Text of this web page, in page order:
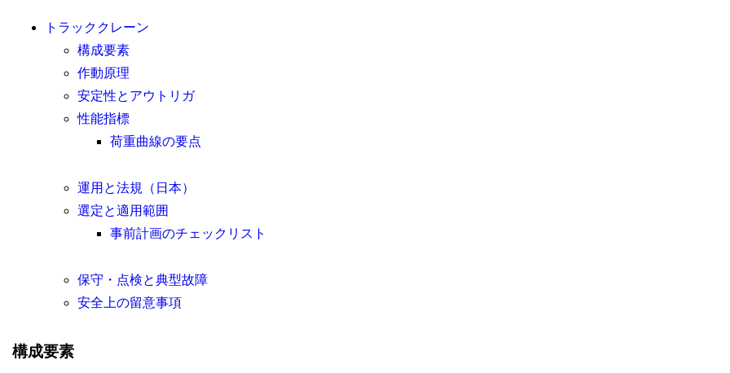
トラッククレーン
構成要素
作動原理
安定性とアウトリガ
性能指標
荷重曲線の要点
運用と法規（日本）
選定と適用範囲
事前計画のチェックリスト
保守・点検と典型故障
安全上の留意事項
構成要素